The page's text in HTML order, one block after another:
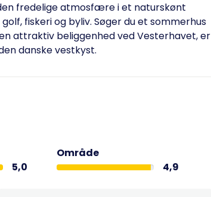
fredelige atmosfære i et naturskønt
fiskeri og byliv. Søger du et sommerhus
attraktiv beliggenhed ved Vesterhavet, er
danske vestkyst.
5,0
Område
4,9